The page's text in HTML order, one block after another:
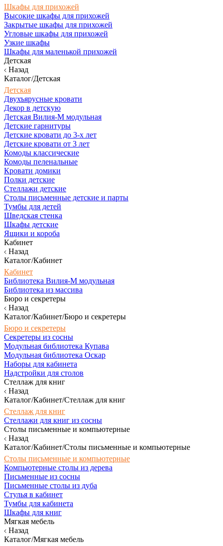
Шкафы для прихожей
Высокие шкафы для прихожей
Закрытые шкафы для прихожей
Угловые шкафы для прихожей
Узкие шкафы
Шкафы для маленькой прихожей
Детская
Назад
Каталог/Детская
Детская
Двухъярусные кровати
Декор в детскую
Детская Вилия-М модульная
Детские гарнитуры
Детские кровати до 3-х лет
Детские кровати от 3 лет
Комоды классические
Комоды пеленальные
Кровати домики
Полки детские
Стеллажи детские
Столы письменные детские и парты
Тумбы для детей
Шведская стенка
Шкафы детские
Ящики и короба
Кабинет
Назад
Каталог/Кабинет
Кабинет
Библиотека Вилия-М модульная
Библиотека из массива
Бюро и секретеры
Назад
Каталог/Кабинет/Бюро и секретеры
Бюро и секретеры
Секретеры из сосны
Модульная библиотека Купава
Модульная библиотека Оскар
Наборы для кабинета
Надстройки для столов
Стеллаж для книг
Назад
Каталог/Кабинет/Стеллаж для книг
Стеллаж для книг
Стеллажи для книг из сосны
Столы письменные и компьютерные
Назад
Каталог/Кабинет/Столы письменные и компьютерные
Столы письменные и компьютерные
Компьютерные столы из дерева
Письменные из сосны
Письменные столы из дуба
Стулья в кабинет
Тумбы для кабинета
Шкафы для книг
Мягкая мебель
Назад
Каталог/Мягкая мебель